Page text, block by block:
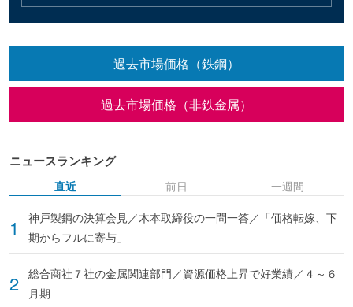
過去市場価格（鉄鋼）
過去市場価格（非鉄金属）
ニュースランキング
直近
神戸製鋼の決算会見／木本取締役の一問一答／「価格転嫁、下
期からフルに寄与」
総合商社７社の金属関連部門／資源価格上昇で好業績／４～６
月期
前日 一週間